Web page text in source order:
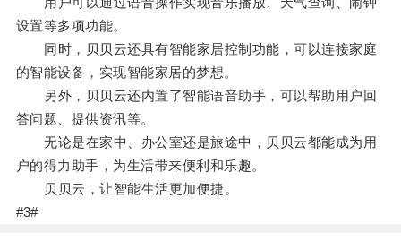
设置等多项功能。
同时，贝贝云还具有智能家居控制功能，可以连接家庭
的智能设备，实现智能家居的梦想。
另外，贝贝云还内置了智能语音助手，可以帮助用户回
答问题、提供资讯等。
无论是在家中、办公室还是旅途中，贝贝云都能成为用
户的得力助手，为生活带来便利和乐趣。
贝贝云，让智能生活更加便捷。
#3#